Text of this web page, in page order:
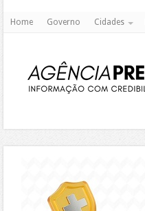
Home Governo Cidades